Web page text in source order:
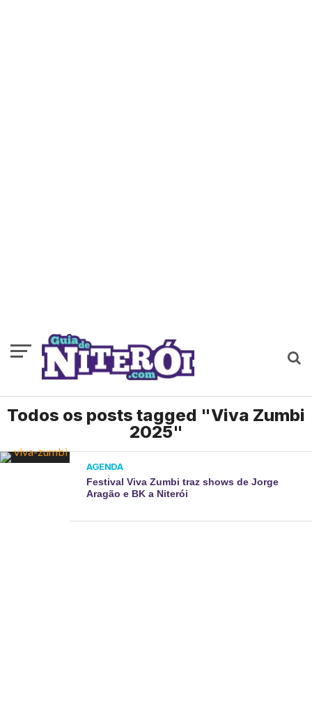
Todos os posts tagged "Viva Zumbi
2025"
AGENDA
Festival Viva Zumbi traz shows de Jorge
Aragão e BK a Niterói